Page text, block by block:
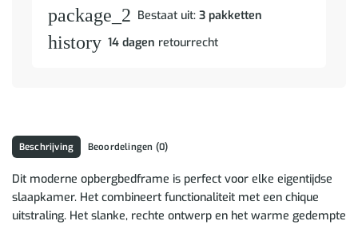
package_2 Bestaat uit: 3 pakketten
history 14 dagen retourrecht
Beschrijving Beoordelingen (0)
Dit moderne opbergbedframe is perfect voor elke eigentijdse
slaapkamer. Het combineert functionaliteit met een chique
uitstraling. Het slanke, rechte ontwerp en het warme gedempte